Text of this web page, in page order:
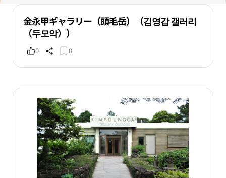
金永甲ギャラリー（頭毛岳）（김영갑 갤러리
（두모악））
0 0